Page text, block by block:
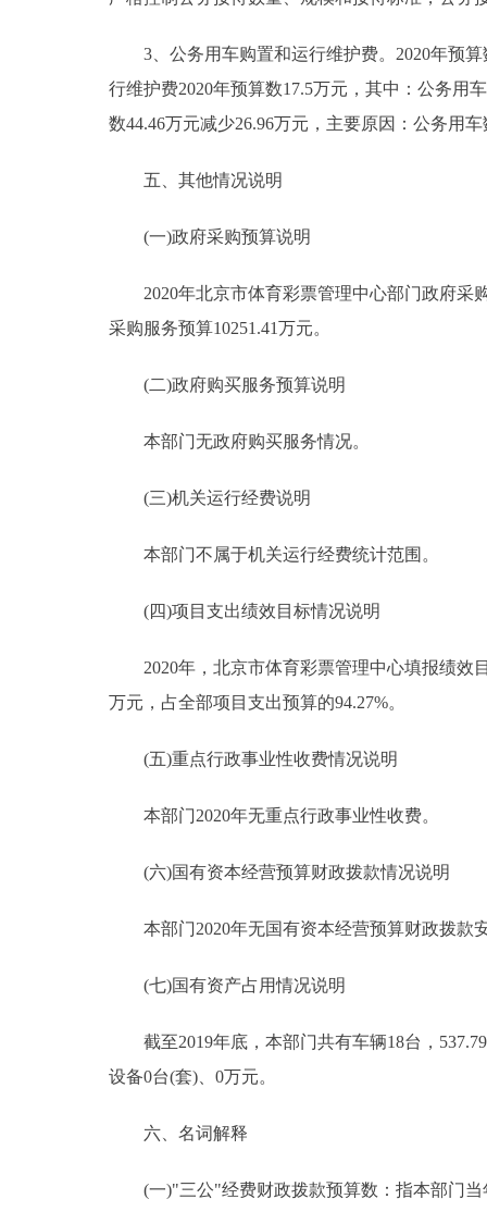
3、公务用车购置和运行维护费。2020年预算
行维护费2020年预算数17.5万元，其中：公务用
数44.46万元减少26.96万元，主要原因：公务用
五、其他情况说明
(一)政府采购预算说明
2020年北京市体育彩票管理中心部门政府采购
采购服务预算10251.41万元。
(二)政府购买服务预算说明
本部门无政府购买服务情况。
(三)机关运行经费说明
本部门不属于机关运行经费统计范围。
(四)项目支出绩效目标情况说明
2020年，北京市体育彩票管理中心填报绩效目
万元，占全部项目支出预算的94.27%。
(五)重点行政事业性收费情况说明
本部门2020年无重点行政事业性收费。
(六)国有资本经营预算财政拨款情况说明
本部门2020年无国有资本经营预算财政拨款
(七)国有资产占用情况说明
截至2019年底，本部门共有车辆18台，537.79
设备0台(套)、0万元。
六、名词解释
(一)"三公"经费财政拨款预算数：指本部门当